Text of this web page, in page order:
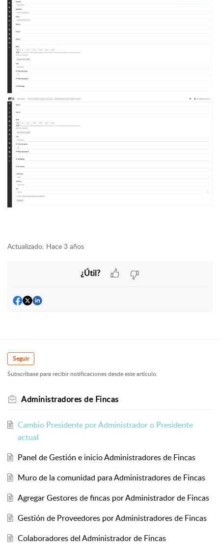
Actualizado: Hace 3 años
¿Útil?
Seguir
Subscríbase para recibir notificaciones desde este artículo.
Administradores de Fincas
Cambio Presidente por Administrador o Presidente
actual
Panel de Gestión e inicio Administradores de Fincas
Muro de la comunidad para Administradores de Fincas
Agregar Gestores de fincas por Administrador de Fincas
Gestión de Proveedores por Administradores de Fincas
Colaboradores del Administrador de Fincas